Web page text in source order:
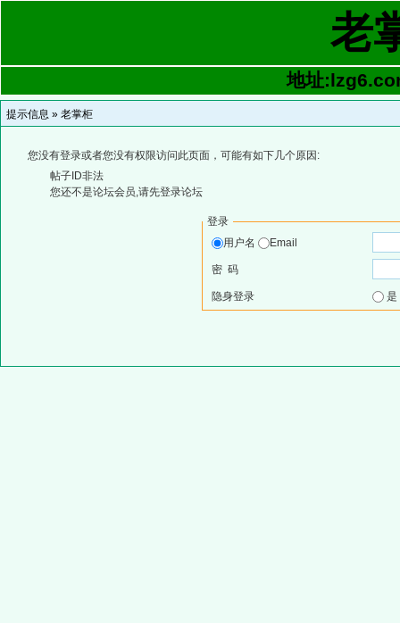
老
地址
提示信息 » 老掌柜
您没有登录或者您没有权限访问此页面，可能有如下几个原因:
帖子ID非法
您还不是论坛会员,请先登录论坛
登录
用户名
Email
密 码
隐身登录